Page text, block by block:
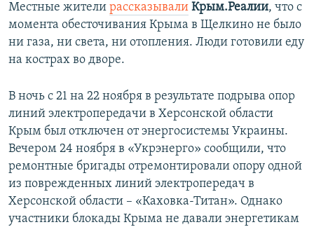
Местные жители рассказывали Крым.Реалии, что с
момента обесточивания Крыма в Щелкино не было
ни газа, ни света, ни отопления. Люди готовили еду
на кострах во дворе.
В ночь с 21 на 22 ноября в результате подрыва опор
линий электропередачи в Херсонской области
Крым был отключен от энергосистемы Украины.
Вечером 24 ноября в «Укрэнерго» сообщили, что
ремонтные бригады отремонтировали опору одной
из поврежденных линий электропередач в
Херсонской области – «Каховка-Титан». Однако
участники блокады Крыма не давали энергетикам